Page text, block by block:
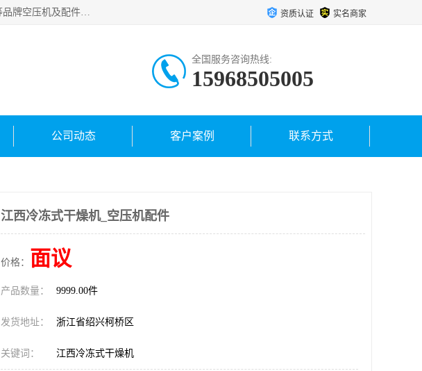
绍兴金戈贸易有限公司主要经营品牌：美国寿力、英格索兰、复盛FS-ELLIOTT，库伯COOPER、阿特拉斯等品牌空压机及配件销售；承接全厂空气压缩机管理、维护保养；节能改造；气体干燥机销售、维护、维修、保养。销售各种品牌空压机空气滤芯、油滤芯、油气分离器；精密过滤器滤芯；除油雾滤芯；抽真空滤芯，消音器，疏水器。劳务承接：全厂空压机维修保养工程，安装工程；移机或汰换工程；节能改造工程等。 资质认证 实名商家
全国服务咨询热线:
15968505005
公司动态 客户案例 联系方式
江西冷冻式干燥机_空压机配件
价格： 面议
产品数量： 9999.00件
发货地址： 浙江省绍兴柯桥区
关键词： 江西冷冻式干燥机